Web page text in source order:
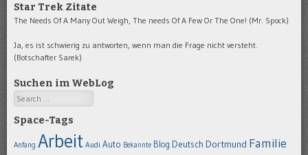
Star Trek Zitate
The Needs Of A Many Out Weigh, The needs Of A Few Or The One! (Mr. Spock)
Ja, es ist schwierig zu antworten, wenn man die Frage nicht versteht.
(Botschafter Sarek)
Suchen im WebLog
Search
Space-Tags
Anfang Arbeit Audi Auto Bekannte Blog Deutsch Dortmund Familie